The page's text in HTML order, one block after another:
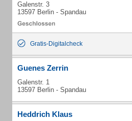
Galenstr. 3
13597 Berlin - Spandau
Gratis-Digitalcheck
Guenes Zerrin
Galenstr. 1
13597 Berlin - Spandau
Heddrich Klaus